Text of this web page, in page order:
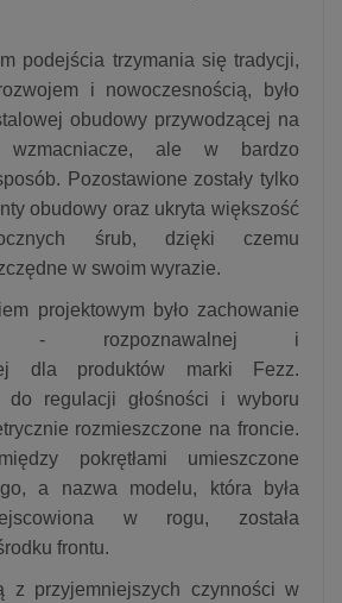
podejścia trzymania się tradycji,
i nowoczesnością, było
obudowy przywodzącej na
wzmacniacze, ale w bardzo
Pozostawione zostały tylko
obudowy oraz ukryta większość
śrub, dzięki czemu
w swoim wyrazie.
projektowym było zachowanie
- rozpoznawalnej i
dla produktów marki Fezz.
do regulacji głośności i wyboru
rozmieszczone na froncie.
pokrętłami umieszczone
a nazwa modelu, która była
w rogu, została
frontu.
z przyjemniejszych czynności w